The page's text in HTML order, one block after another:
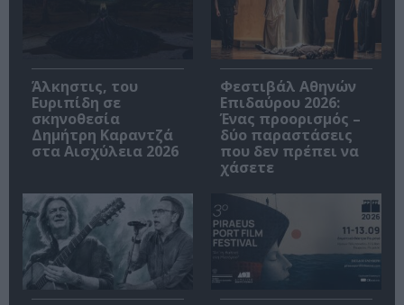
Άλκηστις, του
Ευριπίδη σε
σκηνοθεσία
Δημήτρη Καραντζά
στα Αισχύλεια 2026
Φεστιβάλ Αθηνών
Επιδαύρου 2026:
Ένας προορισμός –
δύο παραστάσεις
που δεν πρέπει να
χάσετε